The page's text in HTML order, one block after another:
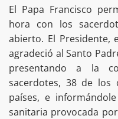
El Papa Francisco
hora con los
abierto. El Presidente,
agradeció al Santo
presentando a la
sacerdotes, 38 de los
países, e
sanitaria provocada